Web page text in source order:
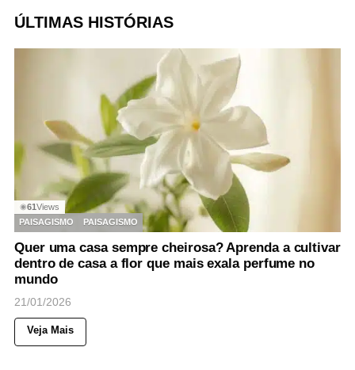
ÚLTIMAS HISTÓRIAS
◉61Views
PAISAGISMO
PAISAGISMO
Quer uma casa sempre cheirosa? Aprenda a cultivar
dentro de casa a flor que mais exala perfume no
mundo
21/01/2026
Veja Mais